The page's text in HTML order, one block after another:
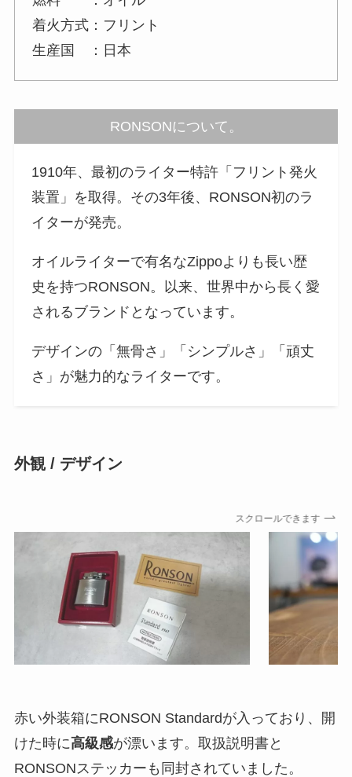
着火方式：フリント
生産国 ：日本
RONSONについて。
1910年、最初のライター特許「フリント発火
装置」を取得。その3年後、RONSON初のラ
イターが発売。
オイルライターで有名なZippoよりも長い歴
史を持つRONSON。以来、世界中から長く愛
されるブランドとなっています。
デザインの「無骨さ」「シンプルさ」「頑丈
さ」が魅力的なライターです。
外観 / デザイン
スクロールできます
赤い外装箱にRONSON Standardが入っており、開
けた時に高級感が漂います。取扱説明書と
RONSONステッカーも同封されていました。